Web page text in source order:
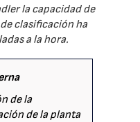
la capacidad de
clasificación ha
a la hora.
de la
de la planta